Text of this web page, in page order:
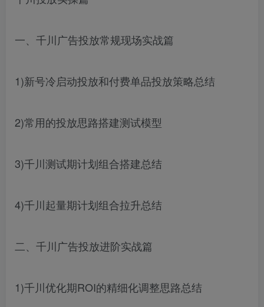
一、千川广告投放常规现场实战篇
1)新号冷启动投放和付费单品投放策略总结
2)常用的投放思路搭建测试模型
3)千川测试期计划组合搭建总结
4)千川起量期计划组合拉升总结
二、千川广告投放进阶实战篇
1)千川优化期ROI的精细化调整思路总结